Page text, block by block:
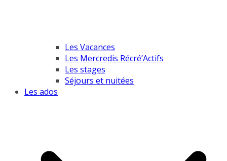
Les Vacances
Les Mercredis Récré’Actifs
Les stages
Séjours et nuitées
Les ados